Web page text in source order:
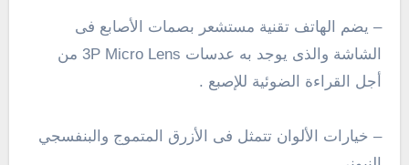
– يضم الهاتف تقنية مستشعر بصمات الأصابع فى
الشاشة والذى يوجد به عدسات 3P Micro Lens من
أجل القراءة الضوئية للإصبع .
– خيارات الألوان تتمثل فى الأزرق المتموج والبنفسجي